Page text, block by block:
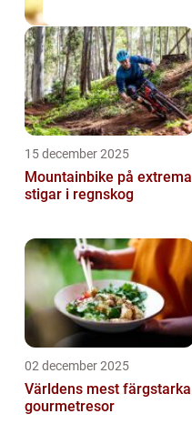
15 december 2025
Mountainbike på extrema
stigar i regnskog
02 december 2025
Världens mest färgstarka
gourmetresor